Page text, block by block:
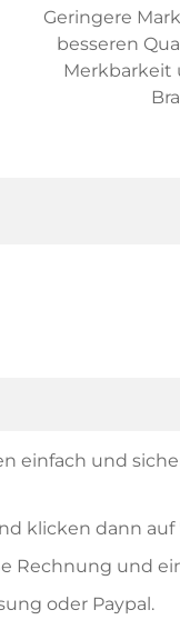
Geringere
besseren
Merkbarkeit
einfach und
klicken dann auf
Rechnung und
oder Paypal.